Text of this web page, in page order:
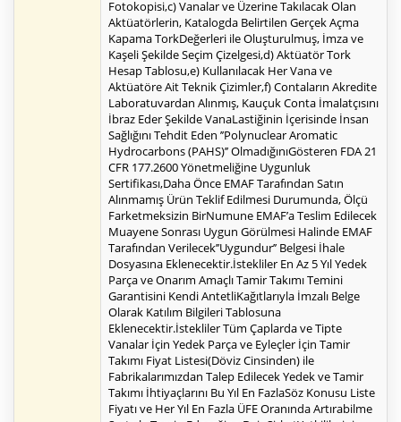
Fotokopisi,c) Vanalar ve Üzerine Takılacak Olan
Aktüatörlerin, Katalogda Belirtilen Gerçek Açma
Kapama TorkDeğerleri ile Oluşturulmuş, İmza ve
Kaşeli Şekilde Seçim Çizelgesi,d) Aktüatör Tork
Hesap Tablosu,e) Kullanılacak Her Vana ve
Aktüatöre Ait Teknik Çizimler,f) Contaların Akredite
Laboratuvardan Alınmış, Kauçuk Conta İmalatçısını
İbraz Eder Şekilde VanaLastiğinin İçerisinde İnsan
Sağlığını Tehdit Eden ’’Polynuclear Aromatic
Hydrocarbons (PAHS)’’ OlmadığınıGösteren FDA 21
CFR 177.2600 Yönetmeliğine Uygunluk
Sertifikası,Daha Önce EMAF Tarafından Satın
Alınmamış Ürün Teklif Edilmesi Durumunda, Ölçü
Farketmeksizin BirNumune EMAF’a Teslim Edilecek
Muayene Sonrası Uygun Görülmesi Halinde EMAF
Tarafından Verilecek’’Uygundur’’ Belgesi İhale
Dosyasına Eklenecektir.İstekliler En Az 5 Yıl Yedek
Parça ve Onarım Amaçlı Tamir Takımı Temini
Garantisini Kendi AntetliKağıtlarıyla İmzalı Belge
Olarak Katılım Bilgileri Tablosuna
Eklenecektir.İstekliler Tüm Çaplarda ve Tipte
Vanalar İçin Yedek Parça ve Eyleçler İçin Tamir
Takımı Fiyat Listesi(Döviz Cinsinden) ile
Fabrikalarımızdan Talep Edilecek Yedek ve Tamir
Takımı İhtiyaçlarını Bu Yıl En FazlaSöz Konusu Liste
Fiyatı ve Her Yıl En Fazla ÜFE Oranında Artırabilme